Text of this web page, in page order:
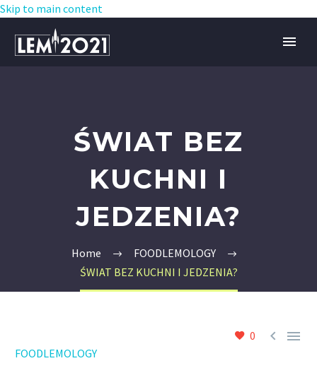
Skip to main content
ŚWIAT BEZ
KUCHNI I
JEDZENIA?
Home
FOODLEMOLOGY
ŚWIAT BEZ KUCHNI I JEDZENIA?
0  
FOODLEMOLOGY